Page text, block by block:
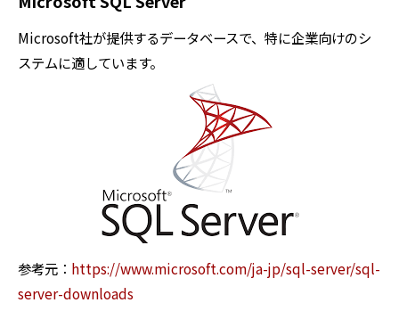
Microsoft社が提供するデータベースで、特に企業向けのシ
ステムに適しています。
参考元： https://www.microsoft.com/ja-jp/sql-server/sql-
server-downloads